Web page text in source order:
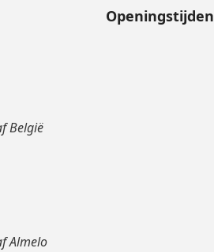
België
Almelo
Openingstijden